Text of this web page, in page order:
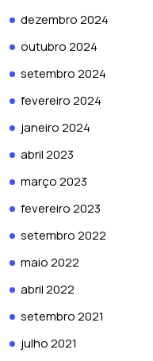
dezembro 2024
outubro 2024
setembro 2024
fevereiro 2024
janeiro 2024
abril 2023
março 2023
fevereiro 2023
setembro 2022
maio 2022
abril 2022
setembro 2021
julho 2021